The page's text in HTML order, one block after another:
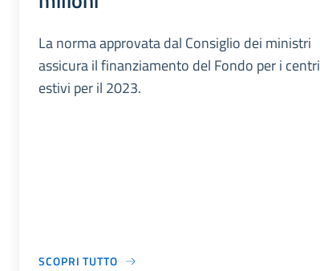
La norma approvata dal Consiglio dei ministri
assicura il finanziamento del Fondo per i centri
estivi per il 2023.
SCOPRI TUTTO